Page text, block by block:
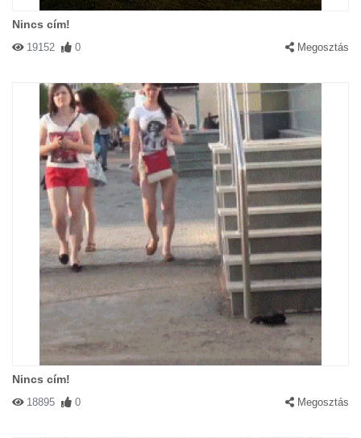
Nincs cím!
19152 0 Megosztás
Nincs cím!
18895 0 Megosztás